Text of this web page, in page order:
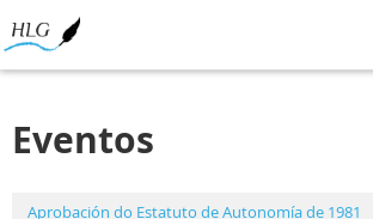
Eventos
Aprobación do Estatuto de Autonomía de 1981